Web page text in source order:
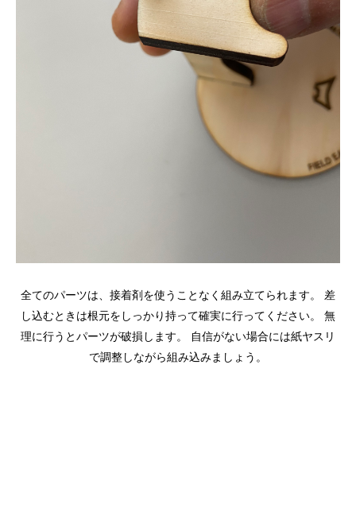
全てのパーツは、接着剤を使うことなく組み立てられます。
差
し込むときは根元をしっかり持って確実に行ってください。
無
理に行うとパーツが破損します。
自信がない場合には紙ヤスリ
で調整しながら組み込みましょう。